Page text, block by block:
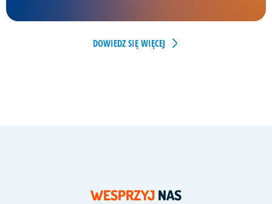
DOWIEDZ SIĘ WIĘCEJ
WESPRZYJNAS